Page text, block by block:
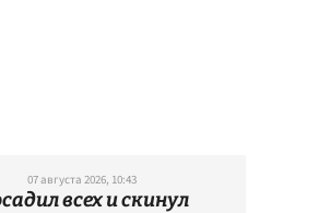
07 августа 2026, 10:43
всех и скинул